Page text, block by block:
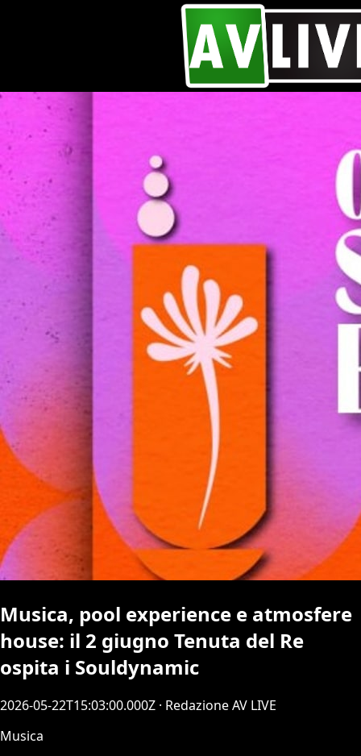
Musica, pool experience e atmosfere
house: il 2 giugno Tenuta del Re
ospita i Souldynamic
2026-05-22T15:03:00.000Z · Redazione AV LIVE
Musica